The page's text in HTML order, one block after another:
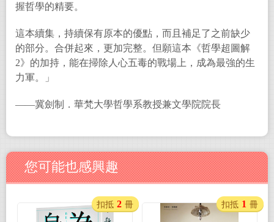
握哲學的精要。
這本續集，持續保有原本的優點，而且補足了之前缺少
的部分。合併起來，更加完整。但願這本《哲學超圖解
2》的加持，能在掃除人心五毒的戰場上，成為最強的生
力軍。」
——冀劍制．華梵大學哲學系教授兼文學院院長
您可能也感興趣
扣抵 2 冊 扣抵 1 冊